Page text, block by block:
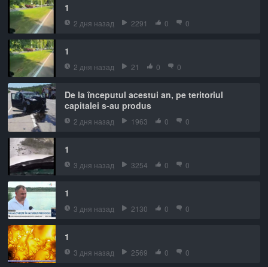
1
2 дня назад 2291 0 0
1
2 дня назад 21 0 0
De la începutul acestui an, pe teritoriul
capitalei s-au produs
2 дня назад 1963 0 0
1
3 дня назад 3254 0 0
1
3 дня назад 2130 0 0
1
3 дня назад 2569 0 0